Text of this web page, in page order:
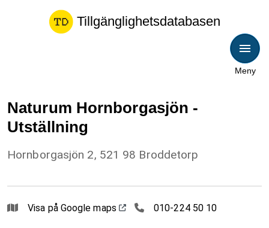
Tillgänglighetsdatabasen
Meny
Naturum Hornborgasjön -
Utställning
Hornborgasjön 2, 521 98 Broddetorp
Visa på Google maps 010224 50 10
010-224 50 10